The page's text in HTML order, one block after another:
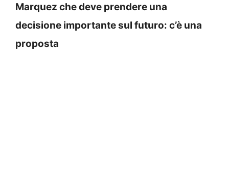
Marquez che deve prendere una
decisione importante sul futuro: c’è una
proposta